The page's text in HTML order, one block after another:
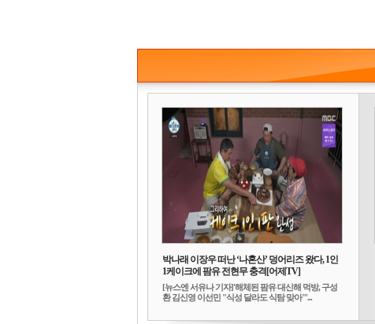
박나래 이장우 떠난 ‘나혼산’ 덩어리즈 왔다, 1인
1케이크에 팜유 전현무 충격[어제TV]
[뉴스엔 서유나 기자]'해체된 팜유 대신해 먹방, 구성
환 김신영 이선민 "식성 달라도 식탐 맞아"'...